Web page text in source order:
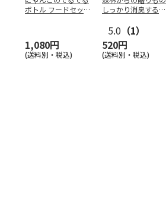
ボトル フードセッ
1,080円
(送料別・税込)
しっかり消臭するひ
5.0 （1）
520円
(送料別・税込)